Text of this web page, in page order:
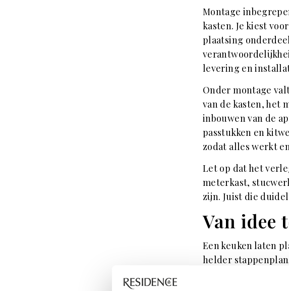
Montage
kasten. Je kiest
plaatsing
levering en
Onder montage
van de kasten, het
inbouwen van de
passtukken en
zodat alles werkt
Let op dat het
meterkast,
zijn. Juist die
Van idee
Een keuken laten
helder